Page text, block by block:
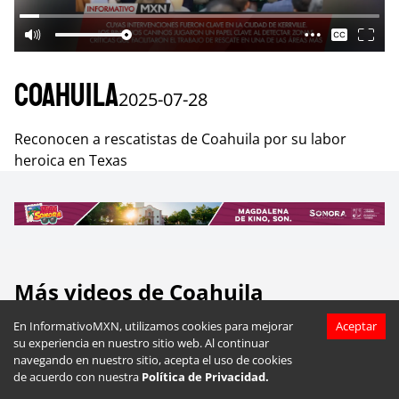
En InformativoMXN, utilizamos cookies para mejorar
su experiencia en nuestro sitio web. Al continuar
navegando en nuestro sitio, acepta el uso de cookies
de acuerdo con nuestra Política de Privacidad.
Aceptar
Coahuila2025-07-28
Reconocen a rescatistas de Coahuila por su labor
heroica en Texas
Más videos de Coahuila